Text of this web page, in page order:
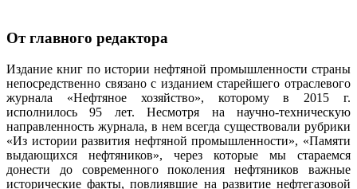
От главного редактора
Издание книг по истории нефтяной промышленности страны
непосредственно связано с изданием старейшего отраслевого
журнала «Нефтяное хозяйство», которому в 2015 г.
исполнилось 95 лет. Несмотря на научно-техническую
направленность журнала, в нем всегда существовали рубрики
«Из истории развития нефтяной промышленности», «Памяти
выдающихся нефтяников», через которые мы стараемся
донести до современного поколения нефтяников важные
исторические факты, повлиявшие на развитие нефтегазовой